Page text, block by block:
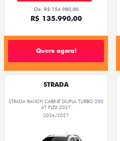
De: R$ 154.980,00
R$ 135.990,00
Quero agora!
STRADA
STRADA RANCH CABINE DUPLA TURBO 200
AT FLEX 2027
2026/2027